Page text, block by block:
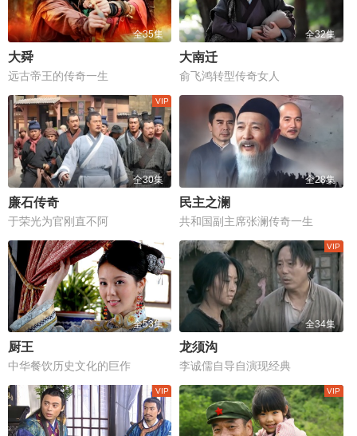
全35集
大舜
远古帝王的传奇一生
全32集
大南迁
俞飞鸿转型传奇女人
全30集
廉石传奇
于荣光为官刚直不阿
全28集
民主之澜
共和国副主席张澜传奇一生
全53集
厨王
中华餐饮历史文化的巨作
全34集
龙须沟
李诚儒自导自演现经典